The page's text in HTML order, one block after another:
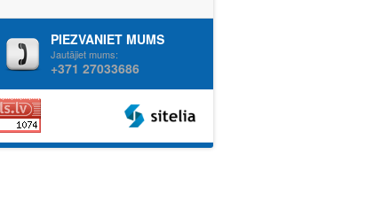
PIEZVANIET MUMS
Jautājiet mums:
+371 27033686